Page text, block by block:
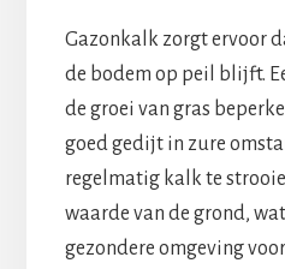
Gazonkalk zorgt ervoor
de bodem op peil blijft.
de groei van gras
goed gedijt in zure
regelmatig kalk te
waarde van de grond,
gezondere omgeving